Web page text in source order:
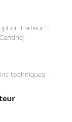
traiteur ?
techniques :